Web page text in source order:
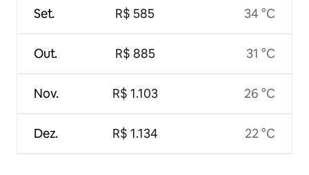
Set.
Out.
Nov.
Dez.
R$ 585
R$ 885
R$ 1.103
R$ 1.134
34 °C
31 °C
26 °C
22 °C